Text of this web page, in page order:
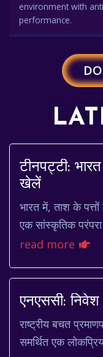
environment with
performance.
टीनपट्टी:
खेलें
भारत में, ताश के
एक सांस्कृतिक
कभी, भाग्य आजमाने
read more
एनएससी:
राष्ट्रीय बचत
समर्थित एक